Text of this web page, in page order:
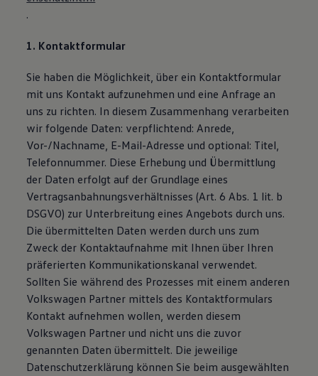
.
1. Kontaktformular
Sie haben die Möglichkeit, über ein Kontaktformular
mit uns Kontakt aufzunehmen und eine Anfrage an
uns zu richten. In diesem Zusammenhang verarbeiten
wir folgende Daten: verpflichtend: Anrede,
Vor-/Nachname, E-Mail-Adresse und optional: Titel,
Telefonnummer. Diese Erhebung und Übermittlung
der Daten erfolgt auf der Grundlage eines
Vertragsanbahnungsverhältnisses (Art. 6 Abs. 1 lit. b
DSGVO) zur Unterbreitung eines Angebots durch uns.
Die übermittelten Daten werden durch uns zum
Zweck der Kontaktaufnahme mit Ihnen über Ihren
präferierten Kommunikationskanal verwendet.
Sollten Sie während des Prozesses mit einem anderen
Volkswagen Partner mittels des Kontaktformulars
Kontakt aufnehmen wollen, werden diesem
Volkswagen Partner und nicht uns die zuvor
genannten Daten übermittelt. Die jeweilige
Datenschutzerklärung können Sie beim ausgewählten